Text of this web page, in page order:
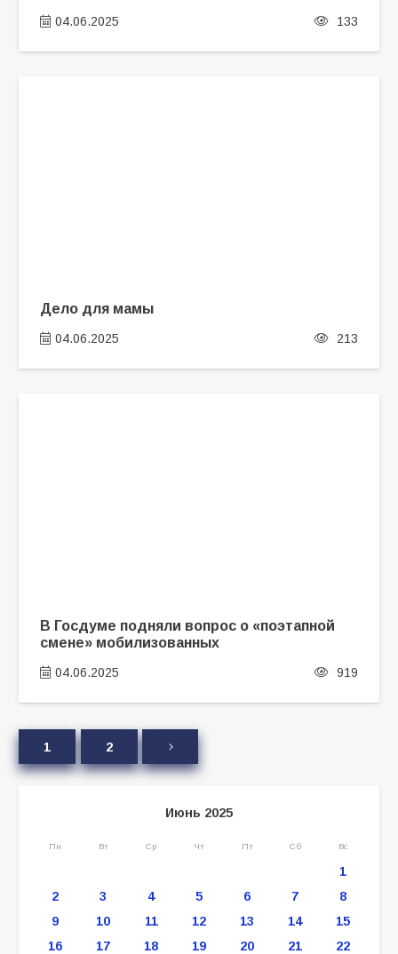
04.06.2025 133
Дело для мамы
04.06.2025 213
В Госдуме подняли вопрос о «поэтапной
смене» мобилизованных
04.06.2025 919
1 2
Июнь 2025
Пн Вт Ср Чт Пт Сб Вс
1
2
3 4 5 6 7
8
9
10 11 12 13 14
15
16
17 18 19 20 21
22